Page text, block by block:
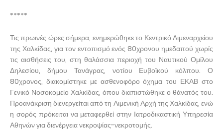
*****
Τις πρωινές ώρες σήμερα, ενημερώθηκε το Κεντρικό Λιμεναρχείου
της Χαλκίδας, για τον εντοπισμό ενός 80χρονου ημεδαπού χωρίς
τις αισθήσεις του, στη θαλάσσια περιοχή του Ναυτικού Ομίλου
Δηλεσίου, δήμου Τανάγρας, νοτίου Ευβοϊκού κόλπου. Ο
80χρονος, διακομίστηκε με ασθενοφόρο όχημα του ΕΚΑΒ στο
Γενικό Νοσοκομείο Χαλκίδας, όπου διαπιστώθηκε ο θάνατός του.
Προανάκριση διενεργείται από τη Λιμενική Αρχή της Χαλκίδας, ενώ
η σορός πρόκειται να μεταφερθεί στην Ιατροδικαστική Υπηρεσία
Αθηνών για διενέργεια νεκροψίας-νεκροτομής.